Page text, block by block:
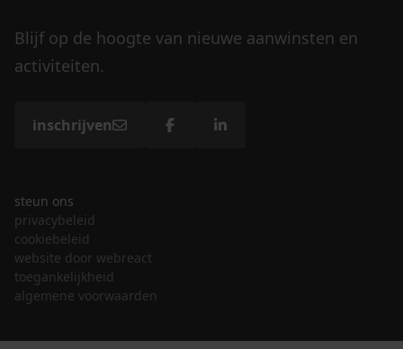
Blijf op de hoogte van nieuwe aanwinsten en
activiteiten.
inschrijven
steun ons
privacybeleid
cookiebeleid
website door webreact
toegankelijkheid
algemene voorwaarden